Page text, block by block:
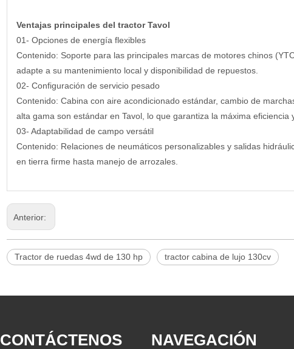
Ventajas principales del tractor Tavol
01- Opciones de energía flexibles
Contenido: Soporte para las principales marcas de motores chinos
adapte a su mantenimiento local y disponibilidad de repuestos.
02- Configuración de servicio pesado
Contenido: Cabina con aire acondicionado estándar, cambio de
alta gama son estándar en Tavol, lo que garantiza la máxima eficiencia
03- Adaptabilidad de campo versátil
Contenido: Relaciones de neumáticos personalizables y salidas
en tierra firme hasta manejo de arrozales.
Anterior:
Tractor de ruedas 4wd de 130 hp tractor cabina de lujo 130cv
CONTÁCTENOS NAVEGACIÓN